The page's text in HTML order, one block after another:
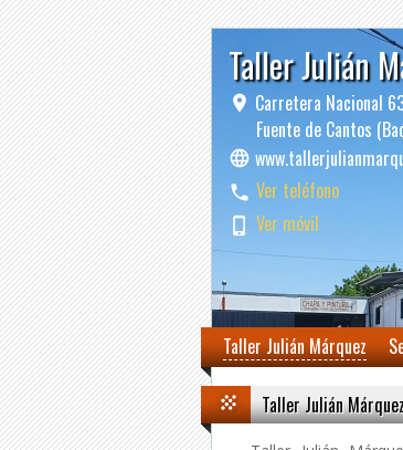
Taller Julián
Carretera Nacional
Fuente de Cantos
Ver teléfono
Ver móvil
Taller Julián Márquez
Taller Julián